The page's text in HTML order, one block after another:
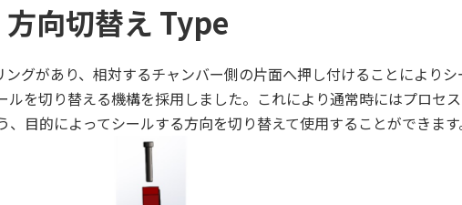
向切替え Type
グがあり、相対するチャンバー側の片面へ押し付けることにより
ルを切り替える機構を採用しました。これにより通常時にはプロセ
目的によってシールする方向を切り替えて使用することができま